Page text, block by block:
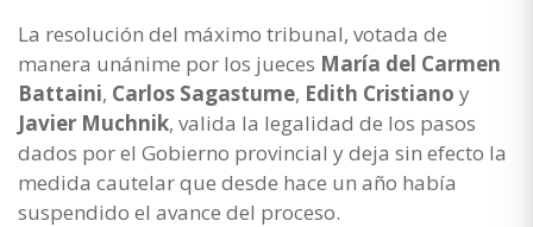
La resolución del máximo tribunal, votada de
manera unánime por los jueces María del Carmen
Battaini, Carlos Sagastume, Edith Cristiano y
Javier Muchnik, valida la legalidad de los pasos
dados por el Gobierno provincial y deja sin efecto la
medida cautelar que desde hace un año había
suspendido el avance del proceso.